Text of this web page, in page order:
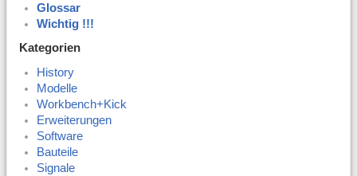
Glossar
Wichtig !!!
Kategorien
History
Modelle
Workbench+Kick
Erweiterungen
Software
Bauteile
Signale